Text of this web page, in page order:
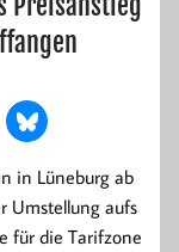
in Lüneburg ab
Umstellung aufs
für die Tarifzone